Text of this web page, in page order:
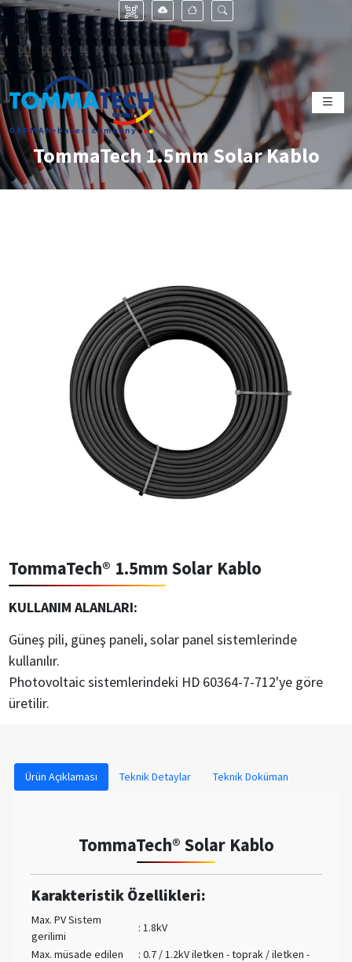
TommaTech 1.5mm Solar Kablo
TommaTech® 1.5mm Solar Kablo
KULLANIM ALANLARI:
Güneş pili, güneş paneli, solar panel sistemlerinde
kullanılır.
Photovoltaic sistemlerindeki HD 60364-7-712'ye göre
üretilir.
Ürün Açıklaması Teknik Detaylar Teknik Doküman
TommaTech® Solar Kablo
Karakteristik Özellikleri:
Max. PV Sistem
gerilimi
: 1.8kV
Max. müsade edilen
: 0.7 / 1.2kV iletken - toprak / iletken -